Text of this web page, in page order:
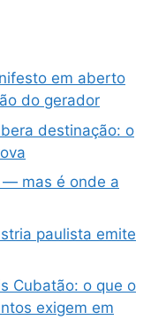
em aberto
do gerador
destinação: o
— mas é onde a
paulista emite
Cubatão: o que o
exigem em